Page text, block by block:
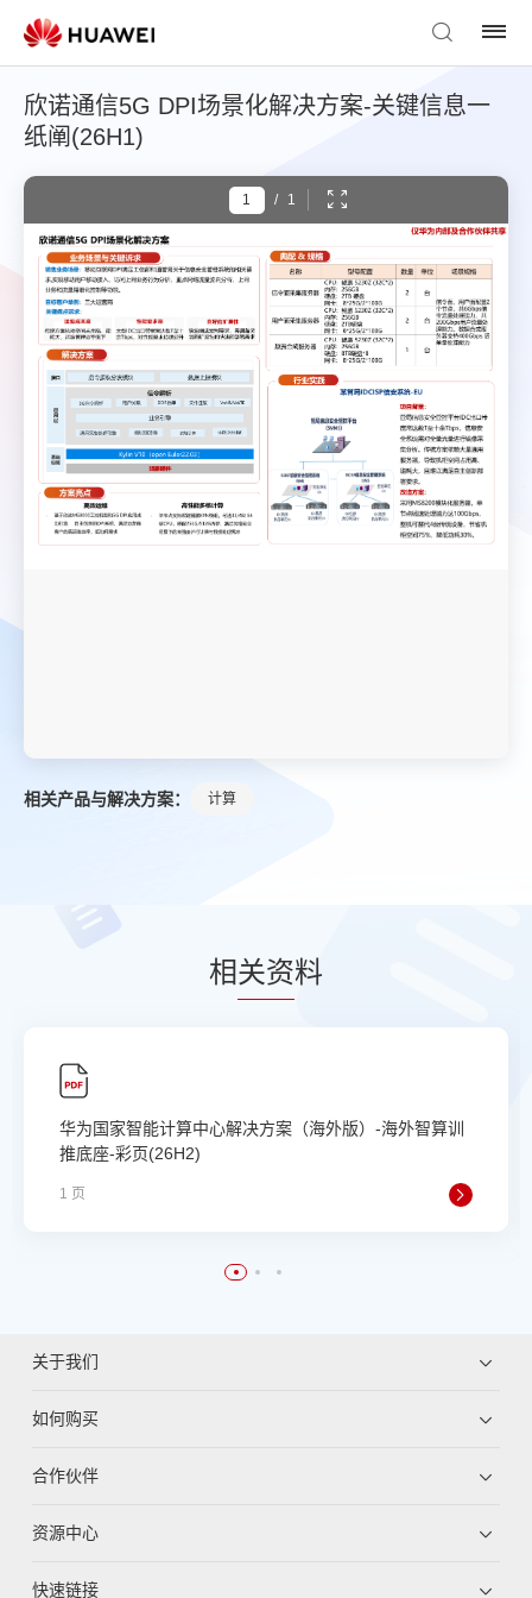
欣诺通信5G DPI场景化解决方案-关键信息一
纸阐(26H1)
相关产品与解决方案： 计算
/ 1
相关资料
华为国家智能计算中心解决方案（海外版）-海外智算训
推底座-彩页(26H2)
1 页
关于我们
如何购买
合作伙伴
资源中心
快速链接